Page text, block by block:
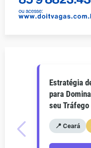
Estratégia
para
seu
📍 Ceará